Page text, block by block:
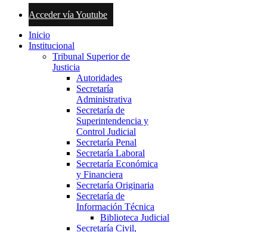
Acceder vía Youtube
Inicio
Institucional
Tribunal Superior de
Justicia
Autoridades
Secretaría
Administrativa
Secretaría de
Superintendencia y
Control Judicial
Secretaría Penal
Secretaría Laboral
Secretaría Económica
y Financiera
Secretaría Originaria
Secretaría de
Información Técnica
Biblioteca Judicial
Secretaría Civil,